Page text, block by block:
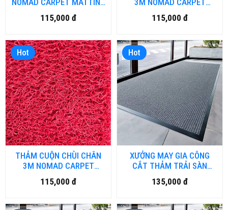
NOMAD CARPET MATTING
LV4000 CẮT THEO YÊU
CẦU VÀ IN LOGO.
115,000 đ
3M NOMAD CARPET
MATTING 3100 CẮT THEO
YÊU CẦU VÀ IN LOGO.
115,000 đ
Hot
THẢM CUỘN CHÙI CHÂN
3M NOMAD CARPET
MATTING 6850 CẮT THEO
YÊU CẦU VÀ IN LOGO.
115,000 đ
Hot
XƯỞNG MAY GIA CÔNG
CẮT THẢM TRẢI SÀN
THEO YÊU CẦU VÀ NHẬN
IN LOGO TRỰC TIẾP TRÊN
135,000 đ